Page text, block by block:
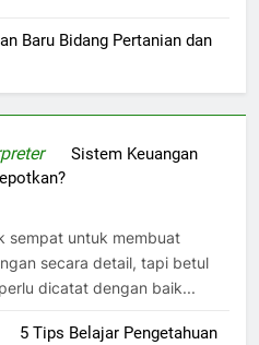
Baru Bidang Pertanian dan
onSistem Keuangan
sempat untuk membuat
secara detail, tapi betul
dicatat dengan baik...
5 Tips Belajar Pengetahuan